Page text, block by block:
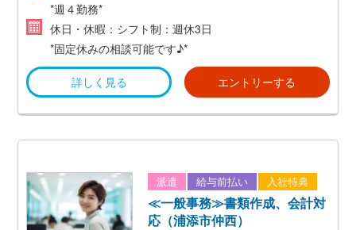
*週４勤務*
休日・休暇：シフト制：週休3日
*固定休みの相談可能です♪*
詳しく見る エントリーする
派遣 給与前払い 入社特典
≪一般事務≫書類作成、会計対
応（浦添市仲西）